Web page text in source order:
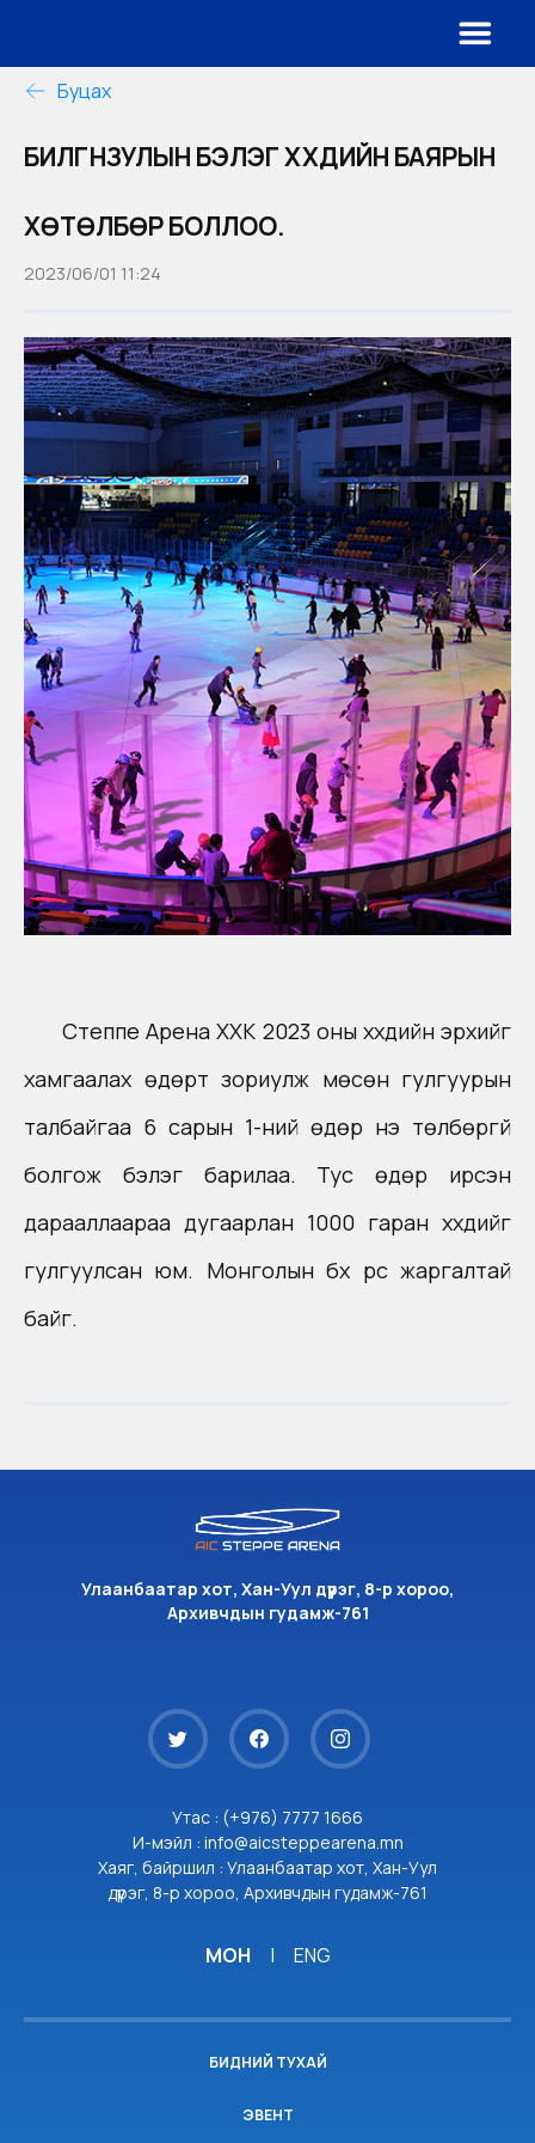
Буцах
БИЛГҮҮНЗУЛЫН БЭЛЭГ ХҮҮХДИЙН БАЯРЫН
ХӨТӨЛБӨР БОЛЛОО.
2023/06/01 11:24
Степпе Арена ХХК 2023 оны хүүхдийн эрхийг
хамгаалах өдөрт зориулж мөсөн гулгуурын
талбайгаа 6 сарын 1-ний өдөр үнэ төлбөргүй
болгож бэлэг барилаа. Тус өдөр ирсэн
дарааллаараа дугаарлан 1000 гаран хүүхдийг
гулгуулсан юм. Монголын бүх үрс жаргалтай
байг.
Улаанбаатар хот, Хан-Уул дүүрэг, 8-р хороо,
Архивчдын гудамж-761
Утас : (+976) 7777 1666
И-мэйл : info@aicsteppearena.mn
Хаяг, байршил : Улаанбаатар хот, Хан-Уул
дүүрэг, 8-р хороо, Архивчдын гудамж-761
МОН | ENG
БИДНИЙ ТУХАЙ
ЭВЕНТ